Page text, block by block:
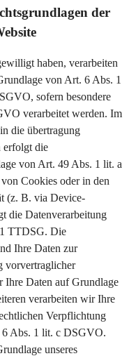
der
haben, verarbeiten
von Art. 6 Abs. 1
sofern besondere
verarbeitet werden. Im
die übertragung
erfolgt die
von Art. 49 Abs. 1 lit. a
Cookies oder in den
(z. B. via Device-
die Datenverarbeitung
TTDSG. Die
Ihre Daten zur
vorvertraglicher
Ihre Daten auf Grundlage
verarbeiten wir Ihre
Verpflichtung
Abs. 1 lit. c DSGVO.
unseres